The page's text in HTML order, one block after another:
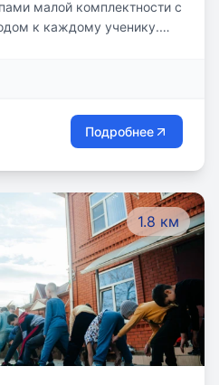
малой комплектности с
к каждому ученику.
на результат. В
Подробнее
1.8 км